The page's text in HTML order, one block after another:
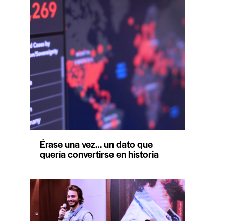
Érase una vez… un dato que
quería convertirse en historia